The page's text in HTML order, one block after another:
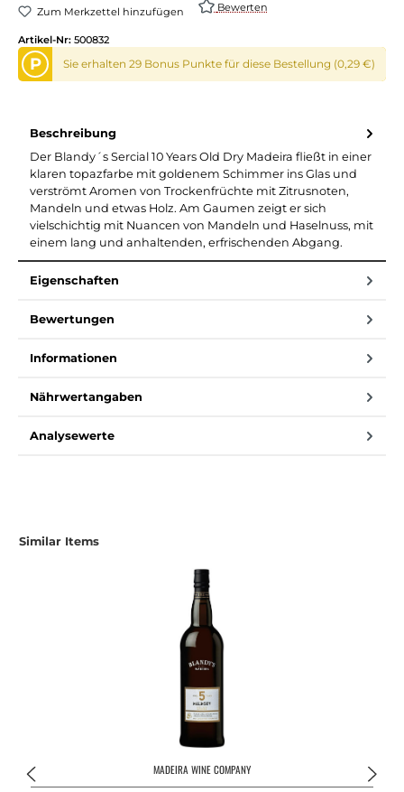
Zum Merkzettel hinzufügen Bewerten
Artikel-Nr: 500832
P Sie erhalten 29 Bonus Punkte für diese Bestellung (0,29 €)
Beschreibung
Der Blandy´s Sercial 10 Years Old Dry Madeira fließt in einer
klaren topazfarbe mit goldenem Schimmer ins Glas und
verströmt Aromen von Trockenfrüchte mit Zitrusnoten,
Mandeln und etwas Holz. Am Gaumen zeigt er sich
vielschichtig mit Nuancen von Mandeln und Haselnuss, mit
einem lang und anhaltenden, erfrischenden Abgang.
Eigenschaften
Bewertungen
Informationen
Nährwertangaben
Analysewerte
Similar Items
MADEIRA WINE COMPANY